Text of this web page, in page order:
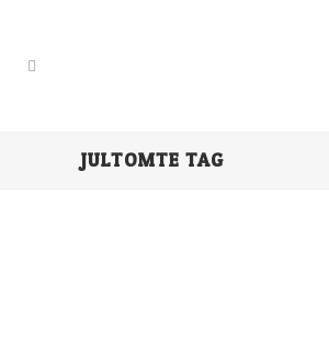
JULTOMTE TAG